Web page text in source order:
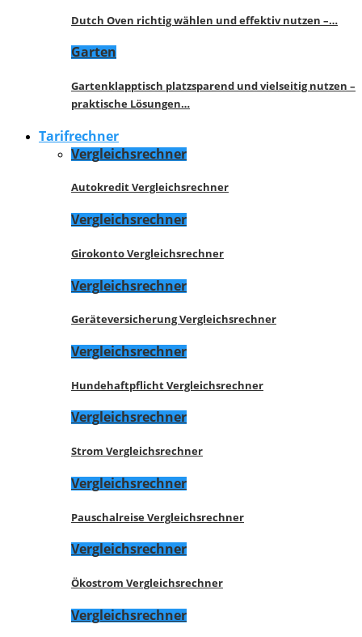
Dutch Oven richtig wählen und effektiv nutzen –…
Garten
Gartenklapptisch platzsparend und vielseitig nutzen –
praktische Lösungen…
Tarifrechner
Vergleichsrechner
Autokredit Vergleichsrechner
Vergleichsrechner
Girokonto Vergleichsrechner
Vergleichsrechner
Geräteversicherung Vergleichsrechner
Vergleichsrechner
Hundehaftpflicht Vergleichsrechner
Vergleichsrechner
Strom Vergleichsrechner
Vergleichsrechner
Pauschalreise Vergleichsrechner
Vergleichsrechner
Ökostrom Vergleichsrechner
Vergleichsrechner